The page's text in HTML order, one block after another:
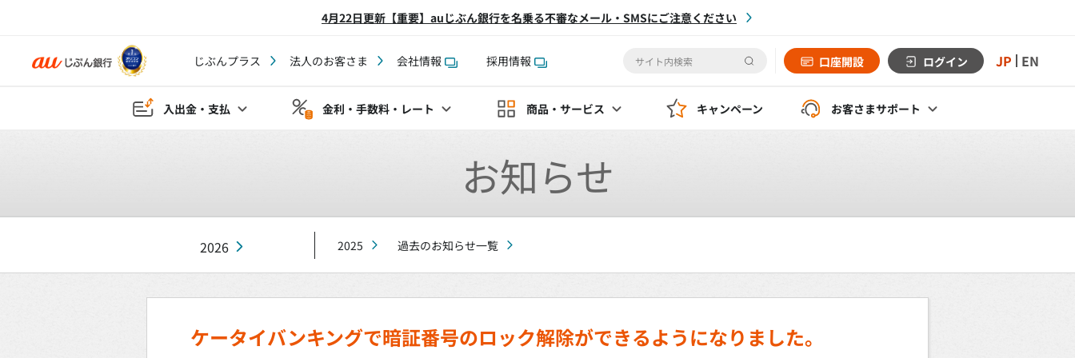
4月22日更新【重要】auじぶん銀行を名乗る不審なメール・SMSにご注意ください
じぶんプラス 法人のお客さま 会社情報 採用情報 口座開設 ログイン JP EN
入出金・支払 金利・手数料・レート 商品・サービス キャンペーン お客さまサポート
お知らせ
2026 2025 過去のお知らせ一覧
ケータイバンキングで暗証番号のロック解除ができるようになりました。